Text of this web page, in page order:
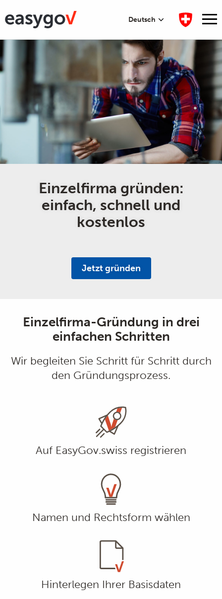
Deutsch
Einzelfirma gründen:
einfach, schnell und
kostenlos
Jetzt gründen
Einzelfirma-Gründung in drei
einfachen Schritten
Wir begleiten Sie Schritt für Schritt durch
den Gründungsprozess.
Auf EasyGov.swiss registrieren
Namen und Rechtsform wählen
Hinterlegen Ihrer Basisdaten